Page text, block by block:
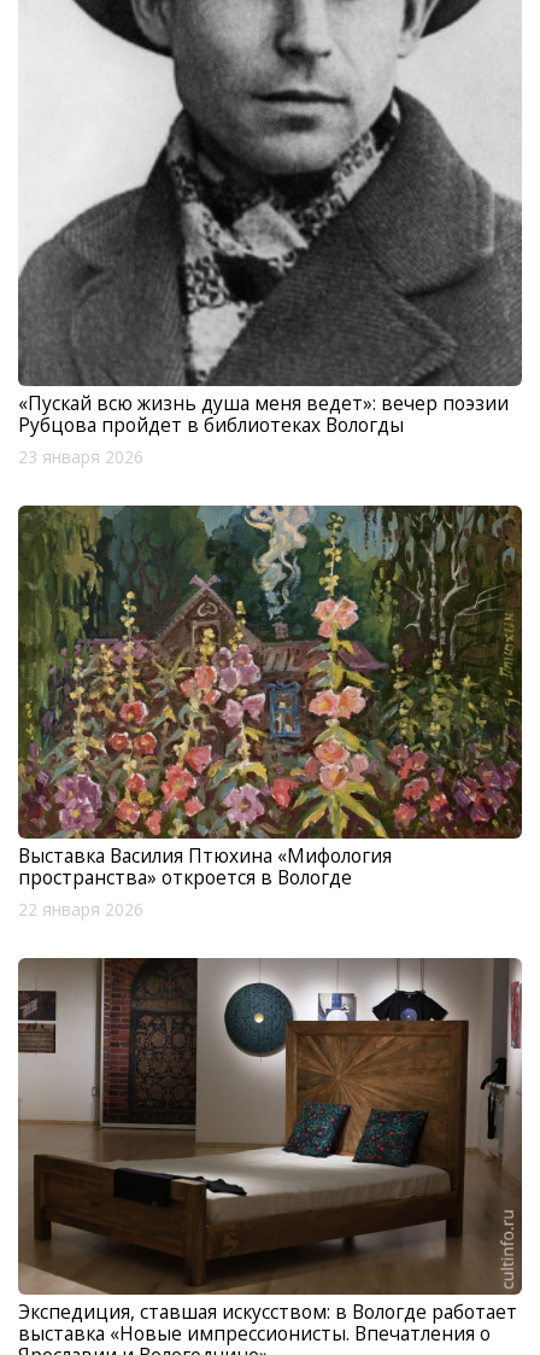
«Пускай всю жизнь душа меня ведет»: вечер поэзии
Рубцова пройдет в библиотеках Вологды
23 января 2026
Выставка Василия Птюхина «Мифология
пространства» откроется в Вологде
22 января 2026
Экспедиция, ставшая искусством: в Вологде работает
выставка «Новые импрессионисты. Впечатления о